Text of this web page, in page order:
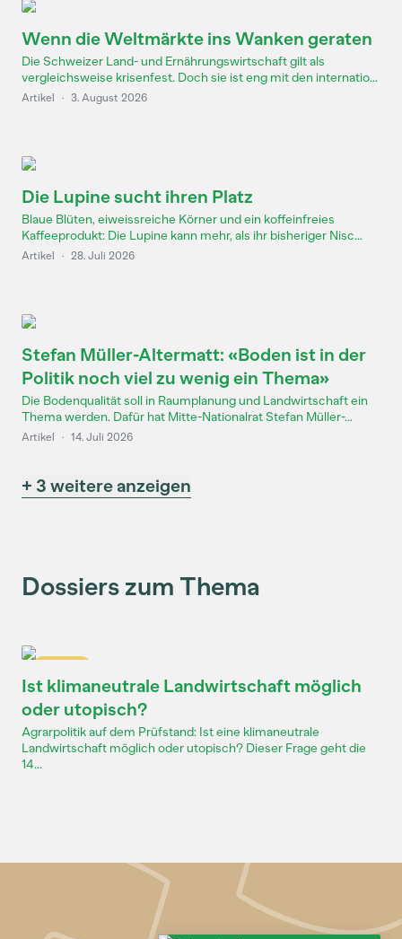
Wenn die Weltmärkte ins Wanken geraten
Die Schweizer Land- und Ernährungswirtschaft gilt als
vergleichsweise krisenfest. Doch sie ist eng mit den internatio...
Artikel · 3. August 2026
Die Lupine sucht ihren Platz
Blaue Blüten, eiweissreiche Körner und ein koffeinfreies
Kaffeeprodukt: Die Lupine kann mehr, als ihr bisheriger Nisc...
Artikel · 28. Juli 2026
Stefan Müller-Altermatt: «Boden ist in der
Politik noch viel zu wenig ein Thema»
Die Bodenqualität soll in Raumplanung und Landwirtschaft ein
Thema werden. Dafür hat Mitte-Nationalrat Stefan Müller-...
Artikel · 14. Juli 2026
+ 3 weitere anzeigen
Dossiers zum Thema
Ist klimaneutrale Landwirtschaft möglich
oder utopisch?
Agrarpolitik auf dem Prüfstand: Ist eine klimaneutrale
Landwirtschaft möglich oder utopisch? Dieser Frage geht die
14...